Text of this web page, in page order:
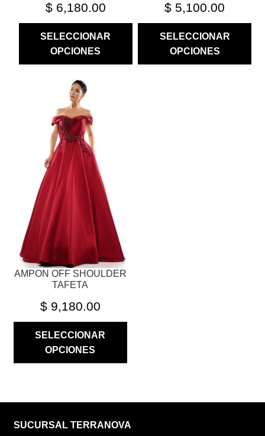
$6,180.00
SELECCIONAR
OPCIONES
$ 5,100.00
SELECCIONAR
OPCIONES
AMPON OFF SHOULDER
TAFETA
$9,180.00
SELECCIONAR
OPCIONES
MÚLTIPLES
VARIANTES.
OPCIONES
PUEDEN
ELEGIR
EN
LA
PÁGINA
DE
SUCURSAL TERRANOVA